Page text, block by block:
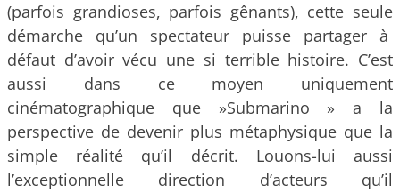
(parfois grandioses, parfois gênants), cette seule
démarche qu’un spectateur puisse partager à
défaut d’avoir vécu une si terrible histoire. C’est
aussi dans ce moyen uniquement
cinématographique que »Submarino » a la
perspective de devenir plus métaphysique que la
simple réalité qu’il décrit. Louons-lui aussi
l’exceptionnelle direction d’acteurs qu’il